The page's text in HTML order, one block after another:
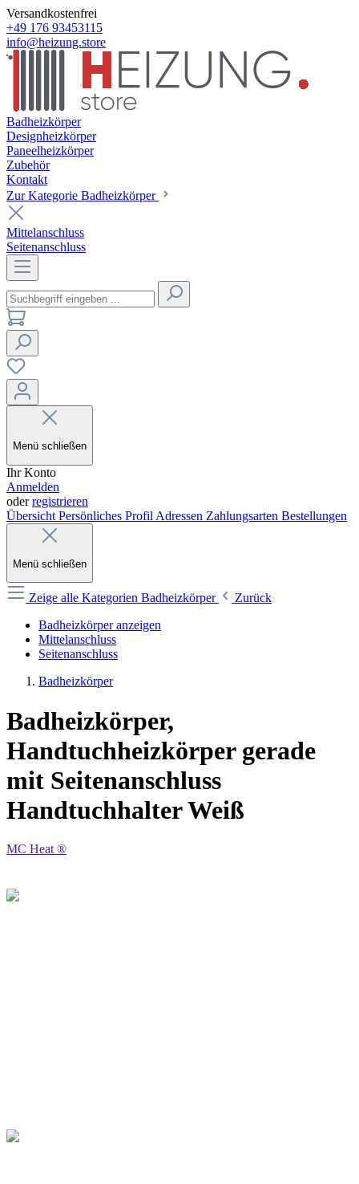
Versandkostenfrei
+49 176 93453115
info@heizung.store
Badheizkörper
Designheizkörper
Paneelheizkörper
Zubehör
Kontakt
Zur Kategorie Badheizkörper
Mittelanschluss
Seitenanschluss
Menü schließen
Ihr Konto
Anmelden
oderregistrieren
Übersicht Persönliches Profil Adressen Zahlungsarten Bestellungen
Menü schließen
Zeige alle Kategorien Badheizkörper
Zurück
Badheizkörper anzeigen
Mittelanschluss
Seitenanschluss
Badheizkörper
Badheizkörper,
Handtuchheizkörper gerade
mit Seitenanschluss
Handtuchhalter Weiß
MC Heat ®